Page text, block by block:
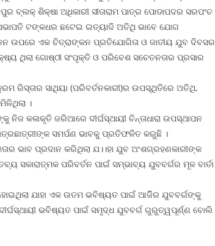
ଶିକ୍ଷା ଅଧିକାରୀ ସୀତାରାମ ପାତ୍ର ପୋଡାପଦର ସରପଂଚ
ଟଙ୍କଧର ଛଟେଇ ଇତ୍ୟାଦି ଅତିଥି ଭାବେ ଯୋଗ
ଉପରେ ଏକ ଚିତ୍ରାଙ୍କନ ପ୍ରତିଯୋଗିତା ଓ ଜାତୀୟ ଯୁବ ଦିବସର
ଥିଲା ଗୋଷ୍ଠୀ ସଂପୃକ୍ତି ଓ ପରିବେଶ ସଚେତନତାର ପ୍ରସାର
ରିସ୍ତାର ସାଥିୟା (ପରିବର୍ତନକାରୀ)ର ଉପସ୍ଥିତିରେ ଅତିଥି,
।
କଳାକୃତି ଜରିଆରେ ଦୀର୍ଘସ୍ଥାୟୀ ଚିନ୍ତାଧାରା ଉପସ୍ଥାପନ
ସମର୍ପଣ ଭାବକୁ ପ୍ରତିଫଳିତ କରୁଛି ।
ଭାବ ପ୍ରଦାନ କରିଥିଲା ଯ।।ହା ଯୁବ ଅଂଶଗ୍ରହଣକାରୀଙ୍କ
ସକାରାତ୍ମକ ପରିବର୍ତନ ପାଇଁ ସମ୍ଭାବ୍ୟ ଯୁବବର୍ଗର ମୂଳ ବାର୍ତା
ଯାହା ଏକ ଉତମ ଭବିଷ୍ୟତ ପାଇଁ ଆଜିିର ଯୁବବର୍ଗଙ୍କୁ
ଭବିଷ୍ୟତ ପାଇଁ ସମୃଦ୍ଧ ଯୁବବର୍ଗ ଗୁରୁତ୍ୱପୂର୍ଣ୍ଣ ବୋଲି